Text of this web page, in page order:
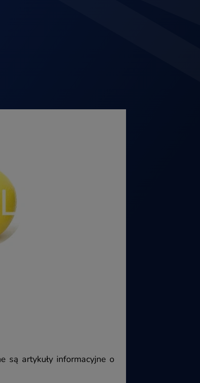
są artykuły informacyjne o